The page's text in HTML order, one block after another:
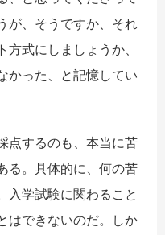
が、そうですか、それ
式にしましょうか、
かった、と記憶してい
点するのも、本当に苦
る。具体的に、何の苦
入学試験に関わること
はできないのだ。しか